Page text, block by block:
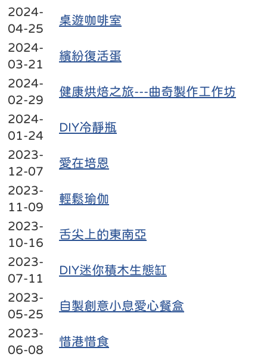
2024-
04-25
桌遊咖啡室
2024-
03-21
繽紛復活蛋
2024-
02-29
健康烘焙之旅---曲奇製作工作坊
2024-
01-24
DIY冷靜瓶
2023-
12-07
愛在培恩
2023-
11-09
輕鬆瑜伽
2023-
10-16
舌尖上的東南亞
2023-
07-11
DIY迷你積木生態缸
2023-
05-25
自製創意小息愛心餐盒
2023-
06-08
惜港惜食